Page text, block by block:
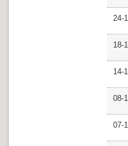
24-
18-
14-
08-
07-